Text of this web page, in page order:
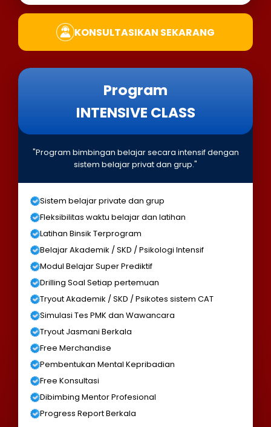
KONSULTASIKAN SEKARANG
Program
INTENSIVE CLASS
"Program bimbingan belajar secara intensif dengan
sistem belajar privat dan grup."
Sistem belajar private dan grup
Fleksibilitas waktu belajar dan latihan
Latihan Binsik Terprogram
Belajar Akademik / SKD / Psikologi Intensif
Modul Belajar Super Prediktif
Drilling Soal Setiap pertemuan
Tryout Akademik / SKD / Psikotes sistem CAT
Simulasi Tes PMK dan Wawancara
Tryout Jasmani Berkala
Free Merchandise
Pembentukan Mental Kepribadian
Free Konsultasi
Dibimbing Mentor Profesional
Progress Report Berkala